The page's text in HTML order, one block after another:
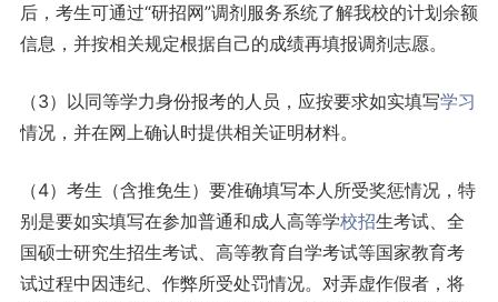
后，考生可通过“研招网”调剂服务系统了解我校的计划余额
信息，并按相关规定根据自己的成绩再填报调剂志愿。
（3）以同等学力身份报考的人员，应按要求如实填写学习
情况，并在网上确认时提供相关证明材料。
（4）考生（含推免生）要准确填写本人所受奖惩情况，特
别是要如实填写在参加普通和成人高等学校招生考试、全
国硕士研究生招生考试、高等教育自学考试等国家教育考
试过程中因违纪、作弊所受处罚情况。对弄虚作假者，将